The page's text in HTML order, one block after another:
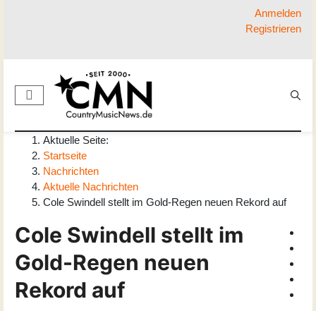
Anmelden
Registrieren
Aktuelle Seite:
Startseite
Nachrichten
Aktuelle Nachrichten
Cole Swindell stellt im Gold-Regen neuen Rekord auf
Cole Swindell stellt im
Gold-Regen neuen
Rekord auf